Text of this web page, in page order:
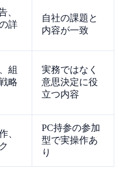
、
詳
自社の課題と
内容が一致
組
略
実務ではなく
意思決定に役
立つ内容
、
PC持参の参加
型で実操作あ
り